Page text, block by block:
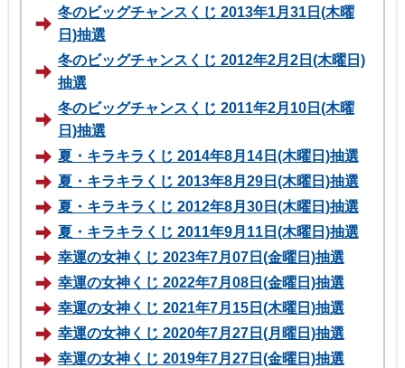
冬のビッグチャンスくじ 2013年1月31日(木曜
日)抽選
冬のビッグチャンスくじ 2012年2月2日(木曜日)
抽選
冬のビッグチャンスくじ 2011年2月10日(木曜
日)抽選
夏・キラキラくじ 2014年8月14日(木曜日)抽選
夏・キラキラくじ 2013年8月29日(木曜日)抽選
夏・キラキラくじ 2012年8月30日(木曜日)抽選
夏・キラキラくじ 2011年9月11日(木曜日)抽選
幸運の女神くじ 2023年7月07日(金曜日)抽選
幸運の女神くじ 2022年7月08日(金曜日)抽選
幸運の女神くじ 2021年7月15日(木曜日)抽選
幸運の女神くじ 2020年7月27日(月曜日)抽選
幸運の女神くじ 2019年7月27日(金曜日)抽選